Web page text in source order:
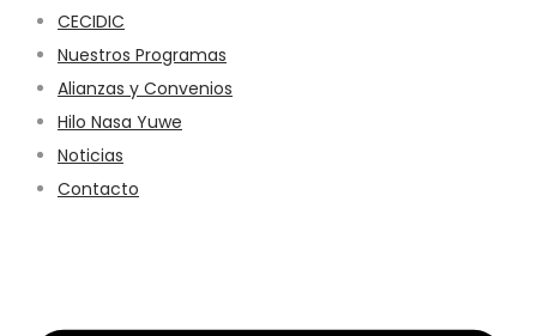
CECIDIC
Nuestros Programas
Alianzas y Convenios
Hilo Nasa Yuwe
Noticias
Contacto